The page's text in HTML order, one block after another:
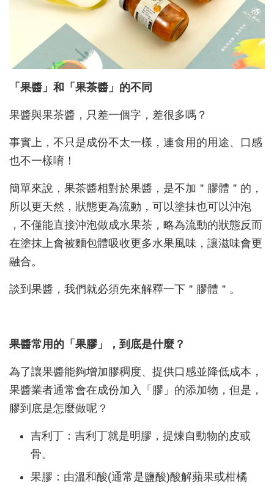
「果醬」和「果茶醬」的不同
果醬與果茶醬，只差一個字，差很多嗎？
事實上，不只是成份不太一樣，連食用的用途、口感
也不一樣唷！
簡單來說，果茶醬相對於果醬，是不加＂膠體＂的，
所以更天然，狀態更為流動，可以塗抹也可以沖泡
，不僅能直接沖泡做成水果茶，略為流動的狀態反而
在塗抹上會被麵包體吸收更多水果風味，讓滋味會更
融合。
談到果醬，我們就必須先來解釋一下＂膠體＂。
果醬常用的「果膠」，到底是什麼？
為了讓果醬能夠增加膠稠度、提供口感並降低成本，
果醬業者通常會在成份加入「膠」的添加物，但是，
膠到底是怎麼做呢？
吉利丁：吉利丁就是明膠，提煉自動物的皮或
骨。
果膠：由溫和酸(通常是鹽酸)酸解蘋果或柑橘